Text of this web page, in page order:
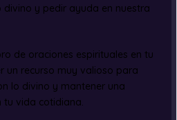
y pedir ayuda en nuestra
de oraciones espirituales en tu
un recurso muy valioso para
lo divino y mantener una
tu vida cotidiana.